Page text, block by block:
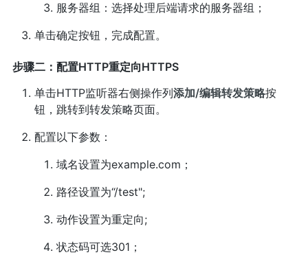
服务器组：选择处理后端请求的服务器组；
单击确定按钮，完成配置。
步骤二：配置HTTP重定向HTTPS
单击HTTP监听器右侧操作列添加/编辑转发策略按
钮，跳转到转发策略页面。
配置以下参数：
域名设置为example.com；
路径设置为“/test";
动作设置为重定向;
状态码可选301；